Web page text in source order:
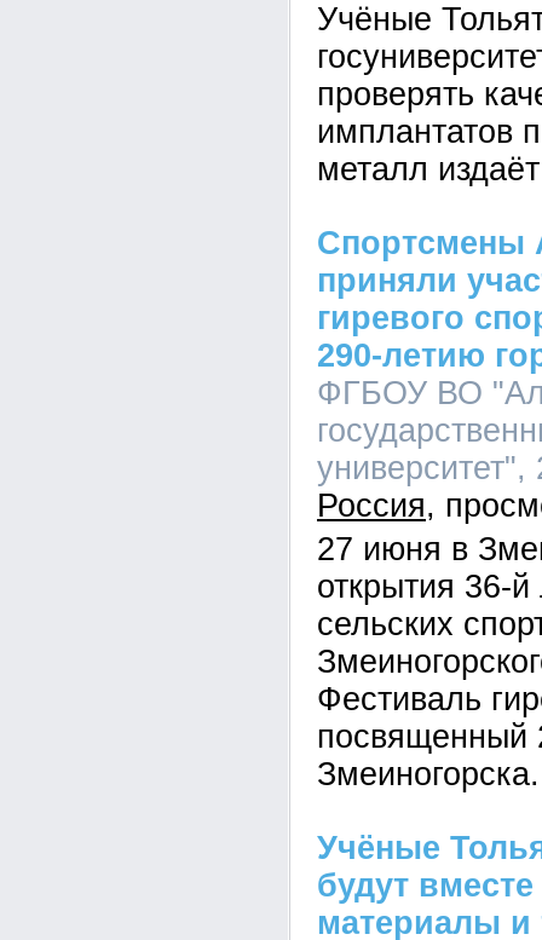
Учёные
проверять
имплантатов
металл
Спортсмены
приняли
гиревого
290-летию
ФГБОУ ВО
Россия
27 июня в
открытия 36-
сельских
Фестиваль
посвященный
Змеиногорска.
Учёные
будут
материалы и